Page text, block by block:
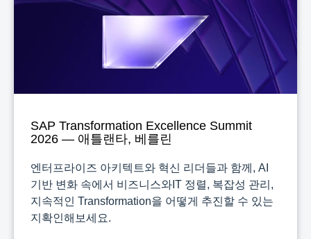
SAP Transformation Excellence Summit
2026 — 애틀랜타, 베를린
엔터프라이즈 아키텍트와 혁신 리더들과 함께, AI
기반 변화 속에서 비즈니스와IT 정렬, 복잡성 관리,
지속적인 Transformation을 어떻게 추진할 수 있는
지확인해보세요.